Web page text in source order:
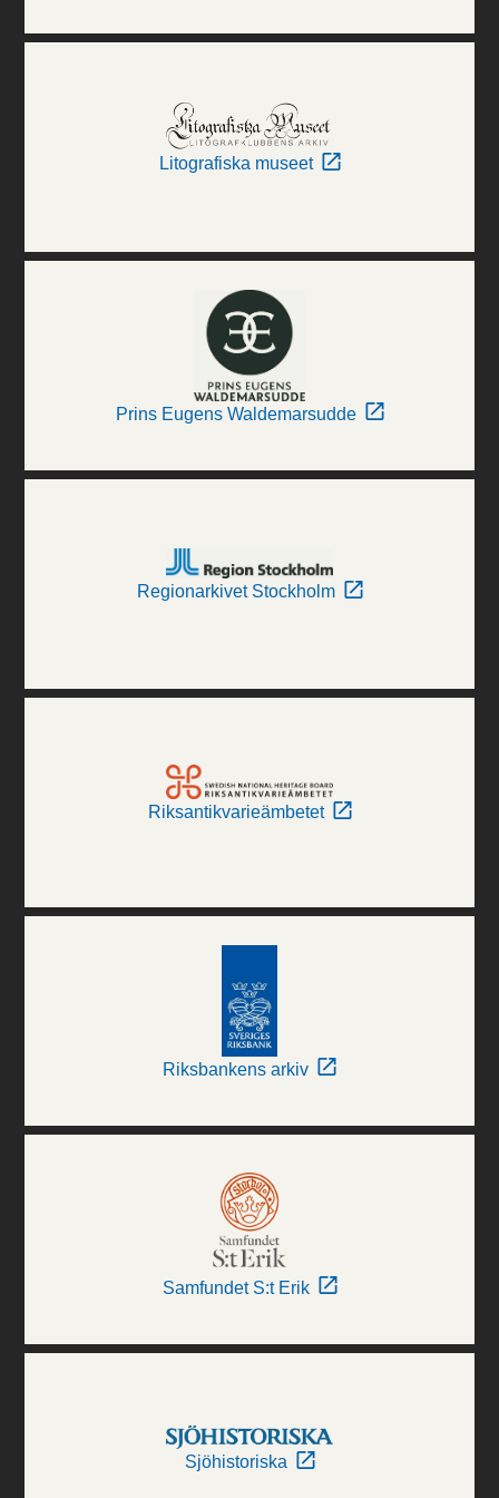
Litografiska museet
Prins Eugens Waldemarsudde
Regionarkivet Stockholm
Riksantikvarieämbetet
Riksbankens arkiv
Samfundet S:t Erik
Sjöhistoriska